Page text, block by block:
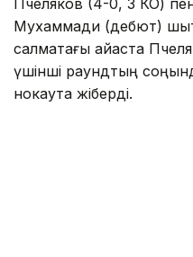
Мухаммади (дебют)
салмақтағы айқаста
үшінші раундтың
нокаутқа жіберді.